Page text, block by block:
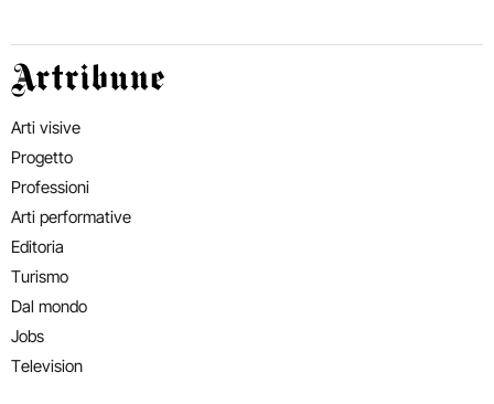
Artribune
Arti visive
Progetto
Professioni
Arti performative
Editoria
Turismo
Dal mondo
Jobs
Television